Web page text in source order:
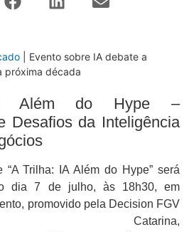
Evento sobre IA debate a
próxima década
Além do Hype –
Desafios da Inteligência
Trilha: IA Além do Hype” será
dia 7 de julho, às 18h30, em
promovido pela Decision FGV
Catarina,